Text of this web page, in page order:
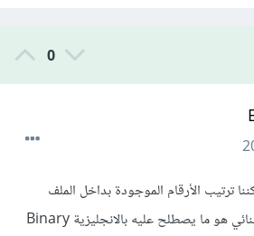
0
ترتيب الأرقام الموجودة بداخل الملف
الثنائي، وللإشارة فالملف الثنائي هو ما يصطلح عليه بالانجليزية Binary